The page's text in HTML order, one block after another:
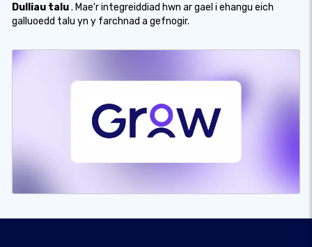
Dulliau talu. Mae'r integreiddiad hwn ar gael i ehangu eich
galluoedd talu yn y farchnad a gefnogir.